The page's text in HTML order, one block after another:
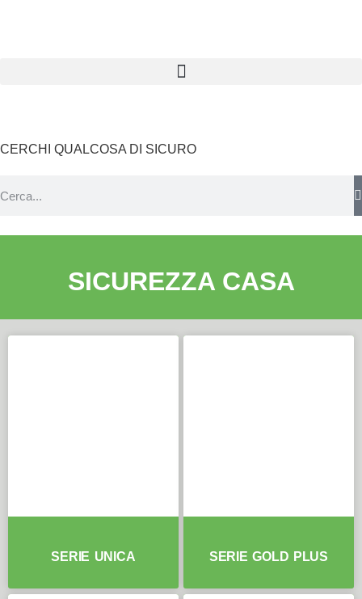
CERCHI QUALCOSA DI SICURO
SICUREZZA CASA
SERIE UNICA SERIE GOLD PLUS